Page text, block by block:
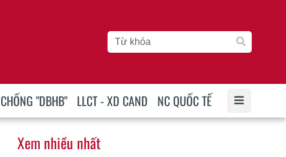
CHỐNG "DBHB" LLCT - XD CAND NC QUỐC TẾ
Xem nhiều nhất